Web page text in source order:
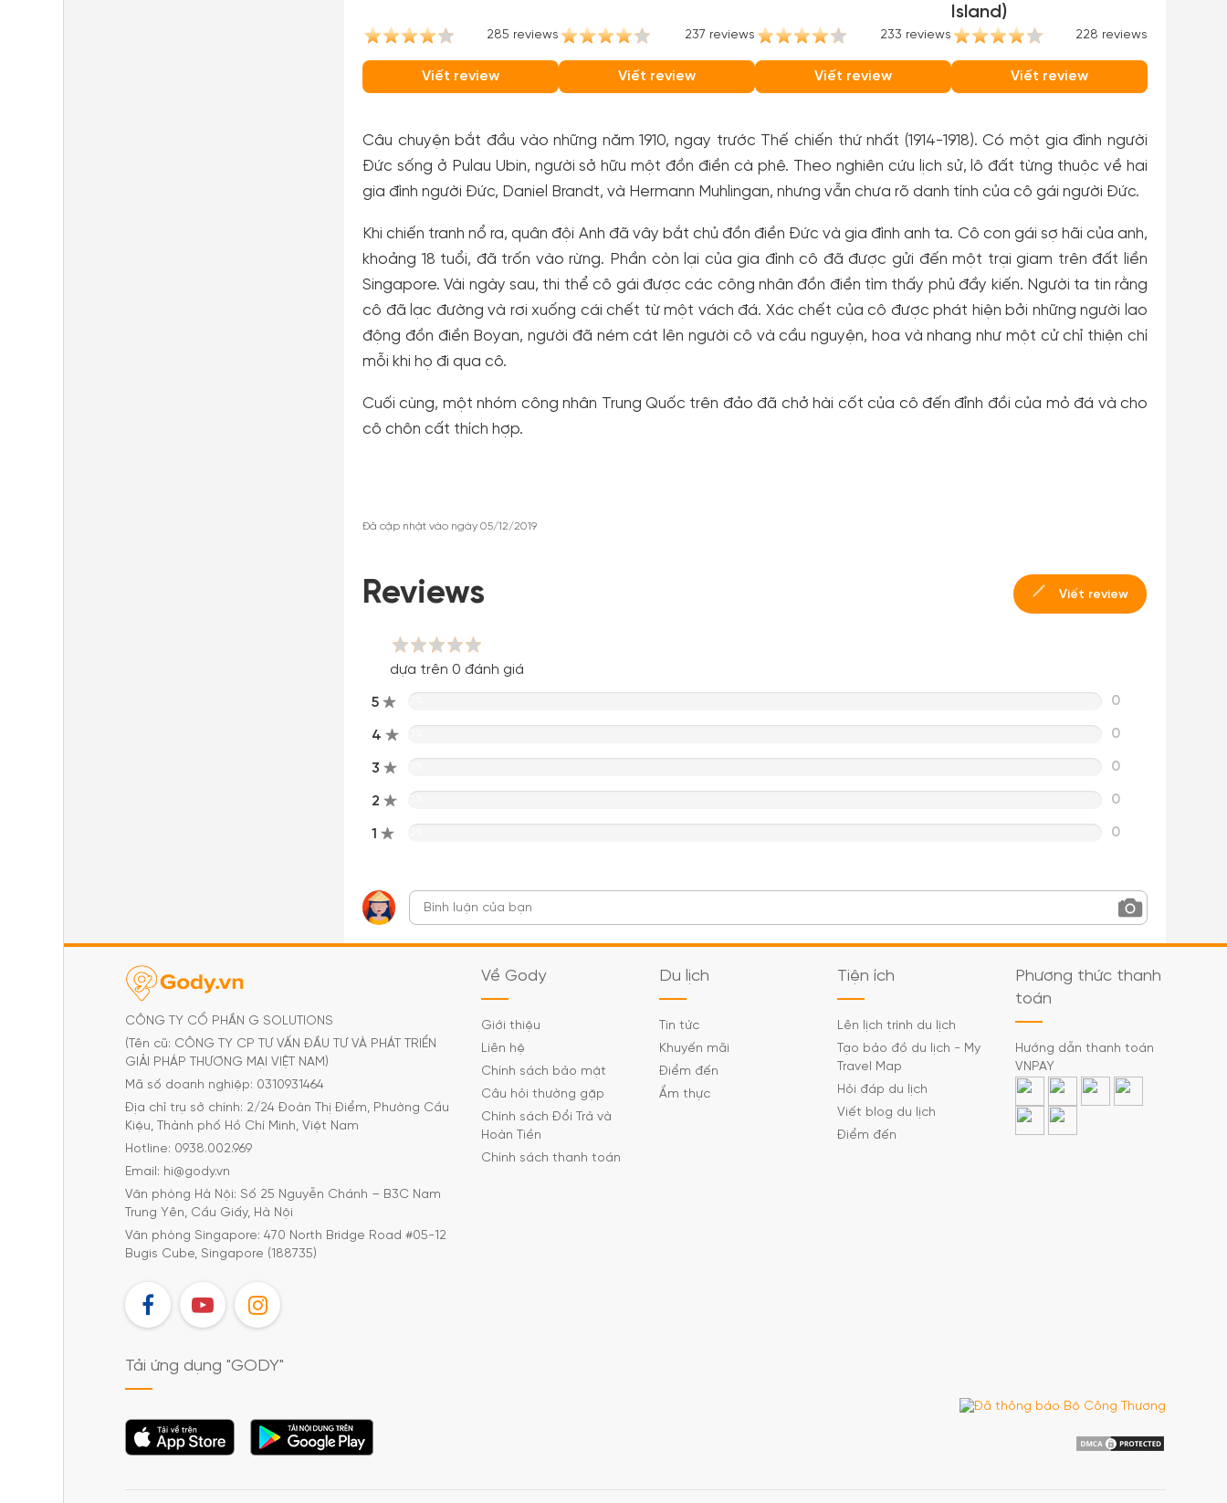
285 reviews
Viết review
237 reviews
Viết review
233 reviews
Viết review
Island)
228 reviews
Viết review
Câu chuyện bắt đầu vào những năm 1910, ngay trước Thế chiến thứ nhất (1914-1918). Có một gia đình người
Đức sống ở Pulau Ubin, người sở hữu một đồn điền cà phê. Theo nghiên cứu lịch sử, lô đất từng thuộc về hai
gia đình người Đức, Daniel Brandt, và Hermann Muhlingan, nhưng vẫn chưa rõ danh tính của cô gái người Đức.
Khi chiến tranh nổ ra, quân đội Anh đã vây bắt chủ đồn điền Đức và gia đình anh ta. Cô con gái sợ hãi của anh,
khoảng 18 tuổi, đã trốn vào rừng. Phần còn lại của gia đình cô đã được gửi đến một trại giam trên đất liền
Singapore. Vài ngày sau, thi thể cô gái được các công nhân đồn điền tìm thấy phủ đầy kiến. Người ta tin rằng
cô đã lạc đường và rơi xuống cái chết từ một vách đá. Xác chết của cô được phát hiện bởi những người lao
động đồn điền Boyan, người đã ném cát lên người cô và cầu nguyện, hoa và nhang như một cử chỉ thiện chí
mỗi khi họ đi qua cô.
Cuối cùng, một nhóm công nhân Trung Quốc trên đảo đã chở hài cốt của cô đến đỉnh đồi của mỏ đá và cho
cô chôn cất thích hợp.
Đã cập nhật vào ngày 05/12/2019
Reviews Viết review
dựa trên 0 đánh giá
5 0
4 0
3 0
2 0
1 0
CÔNG TY CỔ PHẦN G SOLUTIONS
(Tên cũ: CÔNG TY CP TƯ VẤN ĐẦU TƯ VÀ PHÁT TRIỂN
GIẢI PHÁP THƯƠNG MẠI VIỆT NAM)
Mã số doanh nghiệp: 0310931464
Địa chỉ trụ sở chính: 2/24 Đoàn Thị Điểm, Phường Cầu
Kiệu, Thành phố Hồ Chí Minh, Việt Nam
Hotline: 0938.002.969
Email: hi@gody.vn
Văn phòng Hà Nội: Số 25 Nguyễn Chánh – B3C Nam
Trung Yên, Cầu Giấy, Hà Nội
Văn phòng Singapore: 470 North Bridge Road #05-12
Bugis Cube, Singapore (188735)
FB YT IG
Về Gody
Giới thiệu
Liên hệ
Chính sách bảo mật
Câu hỏi thường gặp
Chính sách Đổi Trả và
Hoàn Tiền
Chính sách thanh toán
Du lịch
Tin tức
Khuyến mãi
Điểm đến
Ẩm thực
Tiện ích
Lên lịch trình du lịch
Tạo bảo đồ du lịch - My
Travel Map
Hỏi đáp du lịch
Viết blog du lịch
Điểm đến
Phương thức thanh
toán
Hướng dẫn thanh toán
VNPAY
Tải ứng dụng "GODY"
Tải ứng dụng Tải ứng dụng